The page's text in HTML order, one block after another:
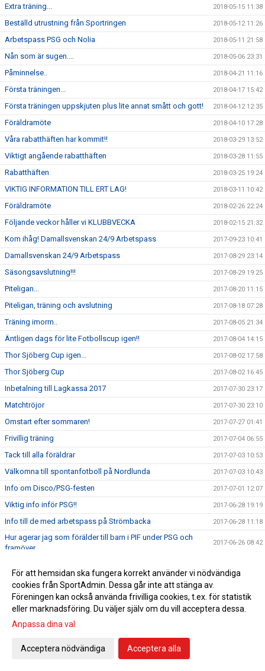
Extra träning... 2018-05-15 11:38
Beställd utrustning från Sportringen 2018-05-12 11:26
Arbetspass PSG och Nolia 2018-05-11 21:58
Nån som är sugen.... 2018-05-06 23:31
Påminnelse.. 2018-04-21 11:16
Första träningen... 2018-04-17 15:42
Första träningen uppskjuten plus lite annat smått och gott! 2018-04-12 12:35
Föräldramöte 2018-04-10 17:28
Våra rabatthäften har kommit!! 2018-03-29 13:52
Viktigt angående rabatthäften 2018-03-28 11:55
Rabatthäften 2018-03-25 19:24
VIKTIG INFORMATION TILL ERT LAG! 2018-03-11 10:42
Föräldramöte 2018-02-26 22:24
Följande veckor håller vi KLUBBVECKA 2018-02-15 21:32
Kom ihåg! Damallsvenskan 24/9 Arbetspass 2017-09-23 10:41
Damallsvenskan 24/9 Arbetspass 2017-08-29 23:14
Säsongsavslutning!!! 2017-08-29 19:25
Piteligan... 2017-08-20 11:15
Piteligan, träning och avslutning 2017-08-18 07:28
Träning imorrn.. 2017-08-05 21:34
Äntligen dags för lite Fotbollscup igen!! 2017-08-04 14:15
Thor Sjöberg Cup igen... 2017-08-02 17:58
Thor Sjöberg Cup 2017-08-02 16:45
Inbetalning till Lagkassa 2017 2017-07-30 23:17
Matchtröjor 2017-07-30 23:10
Omstart efter sommaren! 2017-07-27 01:41
Frivillig träning 2017-07-04 06:55
Tack till alla föräldrar 2017-07-03 10:53
Välkomna till spontanfotboll på Nordlunda 2017-07-03 10:43
Info om Disco/PSG-festen 2017-07-01 12:07
Viktig info inför PSG!! 2017-06-28 19:19
Info till de med arbetspass på Strömbacka 2017-06-28 11:18
Hur agerar jag som förälder till barn i PIF under PSG och
framöver...
2017-06-26 08:42
Förtydligande 2017-06-18 16:38
Träning 2017-06-13 18:03
Examnescupen... 2017-06-07 17:39
Examenscupen igen...
Examenscupen
För att hemsidan ska fungera korrekt använder vi nödvändiga
cookies från SportAdmin. Dessa går inte att stänga av.
Föreningen kan också använda frivilliga cookies, t.ex. för statistik
eller marknadsföring. Du väljer själv om du vill acceptera dessa.
Anpassa dina val
Acceptera nödvändiga Acceptera alla